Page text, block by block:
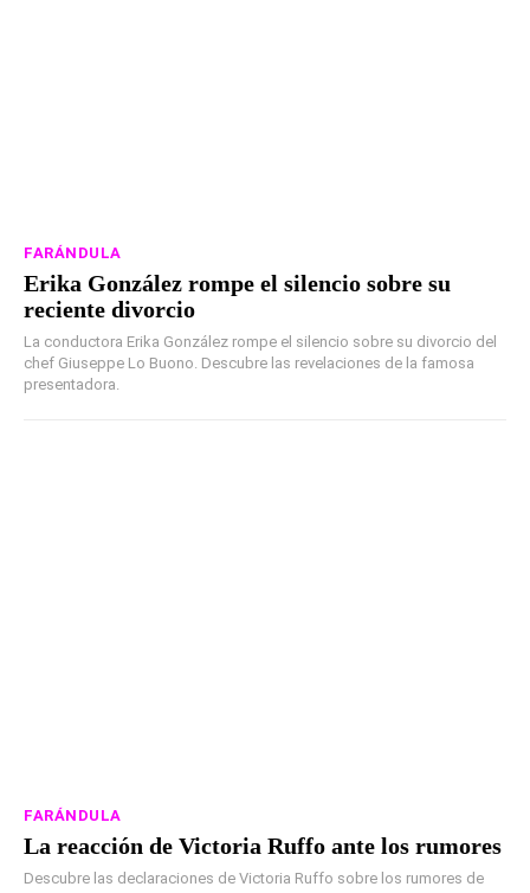
FARÁNDULA
Erika González rompe el silencio sobre su
reciente divorcio
La conductora Erika González rompe el silencio sobre su divorcio del
chef Giuseppe Lo Buono. Descubre las revelaciones de la famosa
presentadora.
FARÁNDULA
La reacción de Victoria Ruffo ante los rumores
Descubre las declaraciones de Victoria Ruffo sobre los rumores de